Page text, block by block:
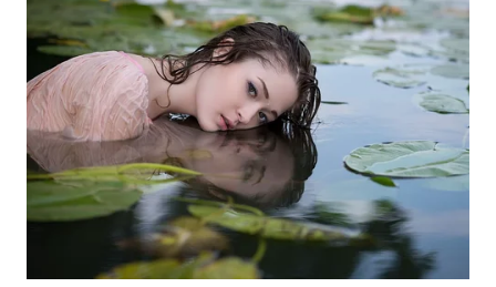
WN
BINJAI
WN
CIREBON
WN
INDRAMAYU